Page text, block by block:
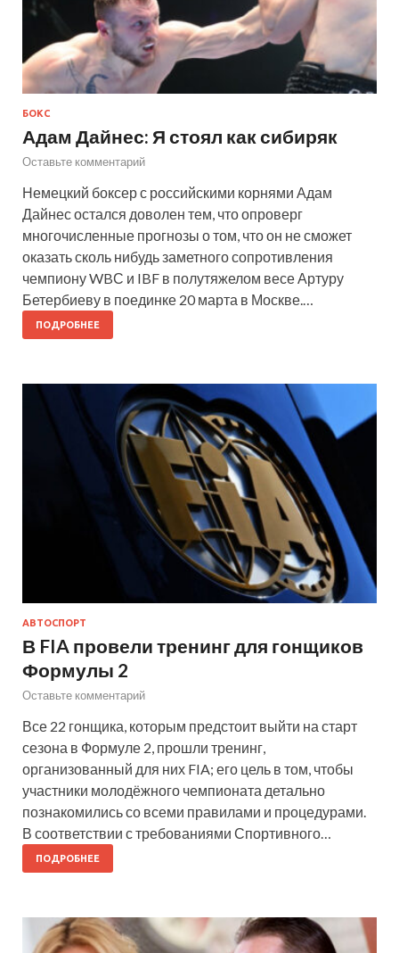
БОКС
Адам Дайнес: Я стоял как сибиряк
Оставьте комментарий
Немецкий боксер с российскими корнями Адам
Дайнес остался доволен тем, что опроверг
многочисленные прогнозы о том, что он не сможет
оказать сколь нибудь заметного сопротивления
чемпиону WBС и IBF в полутяжелом весе Артуру
Бетербиеву в поединке 20 марта в Москве.…
ПОДРОБНЕЕ
АВТОСПОРТ
В FIA провели тренинг для гонщиков
Формулы 2
Оставьте комментарий
Все 22 гонщика, которым предстоит выйти на старт
сезона в Формуле 2, прошли тренинг,
организованный для них FIA; его цель в том, чтобы
участники молодёжного чемпионата детально
познакомились со всеми правилами и процедурами.
В соответствии с требованиями Спортивного…
ПОДРОБНЕЕ